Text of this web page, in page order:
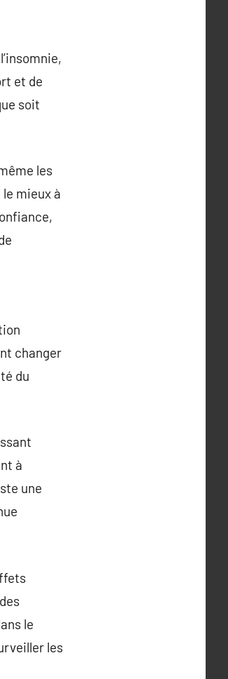
et de
soit
les
mieux à
changer
du
à
une
le
les